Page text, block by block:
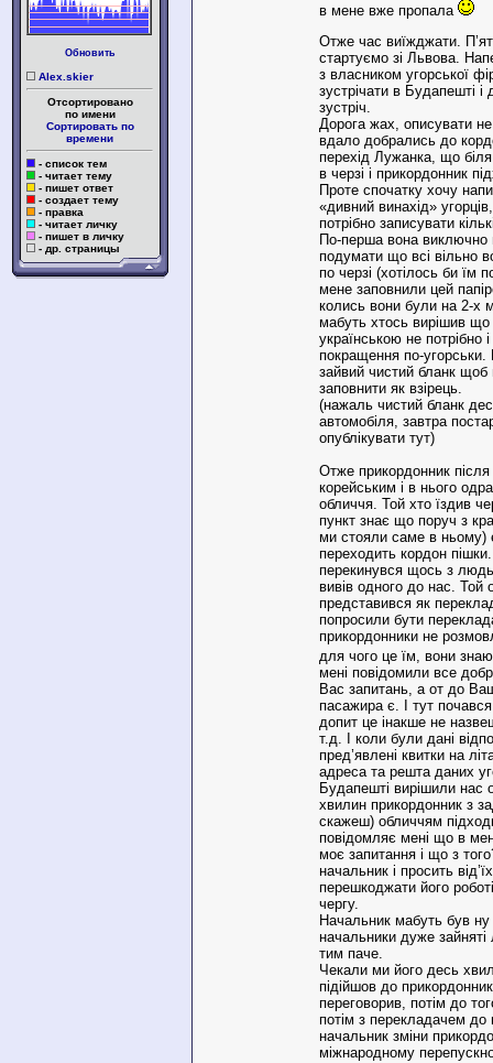
Обновить
Alex.skier
Отсортировано
по имени
Сортировать по
времени
- список тем
- читает тему
- пишет ответ
- создает тему
- правка
- читает личку
- пишет в личку
- др. страницы
в мене вже пропала
Отже час виїжджати.
стартуємо зі Львова.
з власником угорської
зустрічати в Будапешті
зустріч.
Дорога жах, описувати
вдало добрались до
перехід Лужанка, що
в черзі і прикордонник
Проте спочатку хочу
«дивний винахід»
потрібно записувати
По-перша вона виключно
подумати що всі вільно
по черзі (хотілось би їм
мене заповнили цей
колись вони були на 2-х
мабуть хтось вирішив що
українською не потрібно
покращення по-
зайвий чистий бланк
заповнити як взірець.
(нажаль чистий бланк
автомобіля, завтра
опублікувати тут)
Отже прикордонник
корейським і в нього
обличчя. Той хто їздив
пункт знає що поруч з
ми стояли саме в ньому)
переходить кордон
перекинувся щось з
вивів одного до нас. Той
представився як
попросили бути
прикордонники не
для чого це їм, вони
мені повідомили все
Вас запитань, а от до
пасажира є. І тут
допит це інакше не
т.д. І коли були дані
пред’явлені квитки на
адреса та решта даних
Будапешті вирішили нас
хвилин прикордонник з
скажеш) обличчям
повідомляє мені що в
моє запитання і що з
начальник і просить
перешкоджати його
чергу.
Начальник мабуть був
начальники дуже
тим паче.
Чекали ми його десь
підійшов до
переговорив, потім до
потім з перекладачем
начальник зміни
міжнародному